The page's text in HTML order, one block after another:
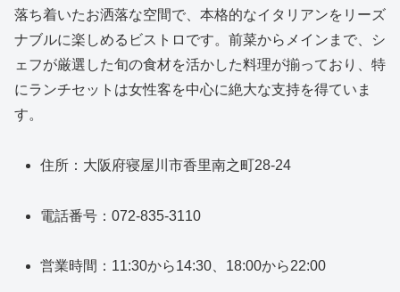
落ち着いたお洒落な空間で、本格的なイタリアンをリーズ
ナブルに楽しめるビストロです。前菜からメインまで、シ
ェフが厳選した旬の食材を活かした料理が揃っており、特
にランチセットは女性客を中心に絶大な支持を得ていま
す。
住所：大阪府寝屋川市香里南之町28-24
電話番号：072-835-3110
営業時間：11:30から14:30、18:00から22:00